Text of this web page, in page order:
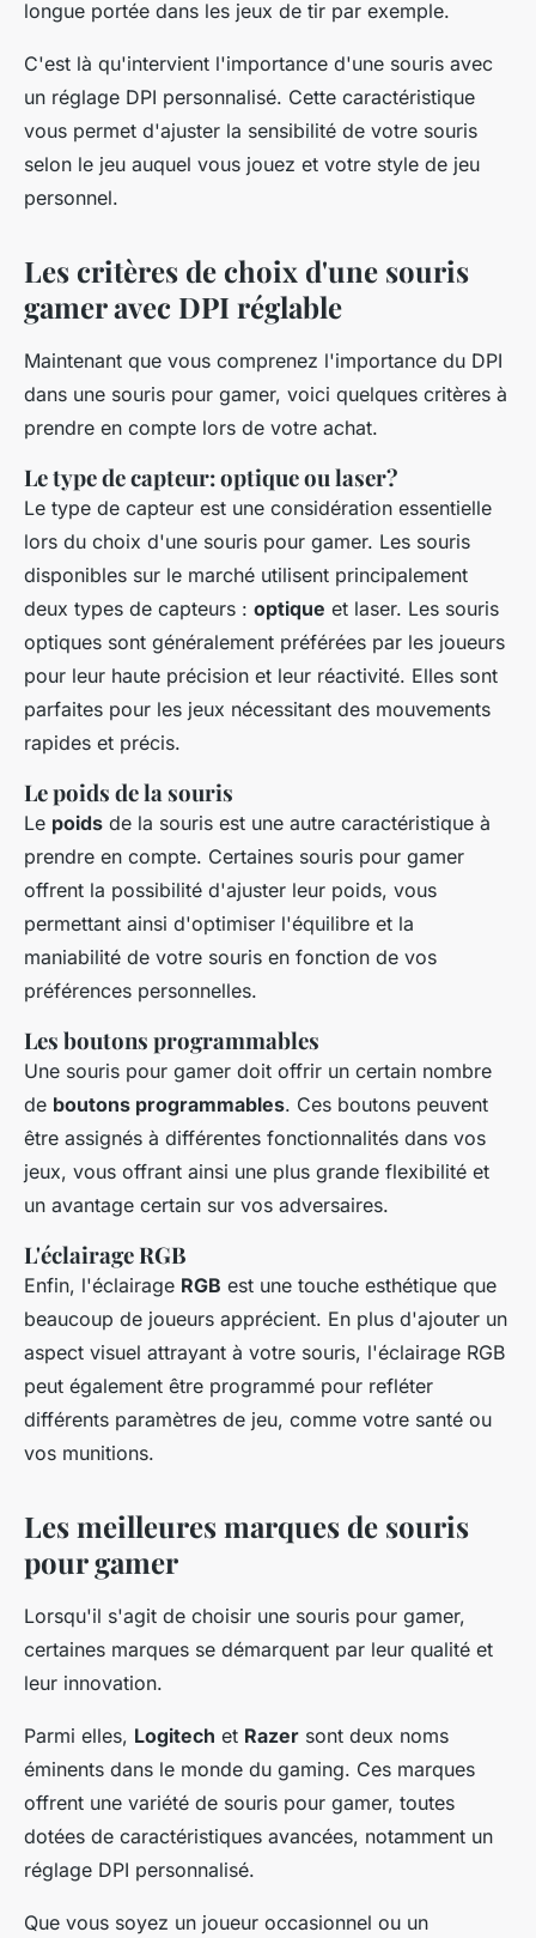
longue portée dans les jeux de tir par exemple.
C'est là qu'intervient l'importance d'une souris avec
un réglage DPI personnalisé. Cette caractéristique
vous permet d'ajuster la sensibilité de votre souris
selon le jeu auquel vous jouez et votre style de jeu
personnel.
Les critères de choix d'une souris
gamer avec DPI réglable
Maintenant que vous comprenez l'importance du DPI
dans une souris pour gamer, voici quelques critères à
prendre en compte lors de votre achat.
Le type de capteur: optique ou laser?
Le type de capteur est une considération essentielle
lors du choix d'une souris pour gamer. Les souris
disponibles sur le marché utilisent principalement
deux types de capteurs : optique et laser. Les souris
optiques sont généralement préférées par les joueurs
pour leur haute précision et leur réactivité. Elles sont
parfaites pour les jeux nécessitant des mouvements
rapides et précis.
Le poids de la souris
Le poids de la souris est une autre caractéristique à
prendre en compte. Certaines souris pour gamer
offrent la possibilité d'ajuster leur poids, vous
permettant ainsi d'optimiser l'équilibre et la
maniabilité de votre souris en fonction de vos
préférences personnelles.
Les boutons programmables
Une souris pour gamer doit offrir un certain nombre
de boutons programmables. Ces boutons peuvent
être assignés à différentes fonctionnalités dans vos
jeux, vous offrant ainsi une plus grande flexibilité et
un avantage certain sur vos adversaires.
L'éclairage RGB
Enfin, l'éclairage RGB est une touche esthétique que
beaucoup de joueurs apprécient. En plus d'ajouter un
aspect visuel attrayant à votre souris, l'éclairage RGB
peut également être programmé pour refléter
différents paramètres de jeu, comme votre santé ou
vos munitions.
Les meilleures marques de souris
pour gamer
Lorsqu'il s'agit de choisir une souris pour gamer,
certaines marques se démarquent par leur qualité et
leur innovation.
Parmi elles, Logitech et Razer sont deux noms
éminents dans le monde du gaming. Ces marques
offrent une variété de souris pour gamer, toutes
dotées de caractéristiques avancées, notamment un
réglage DPI personnalisé.
Que vous soyez un joueur occasionnel ou un